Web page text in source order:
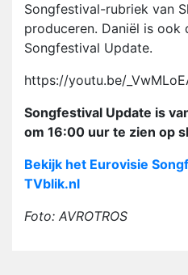
Songfestival-rubriek van
produceren. Daniël is ook
Songfestival Update.
https://youtu.be/
Songfestival Update is
om 16:00 uur te zien op
Bekijk het Eurovisie
TVblik.nl
Foto: AVROTROS